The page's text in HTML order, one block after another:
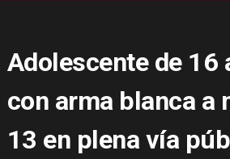
Adolescente de 16
con arma blanca a
13 en plena vía